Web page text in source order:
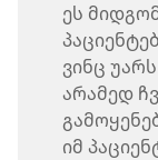
ეს
ვინც
არამედ
იმ